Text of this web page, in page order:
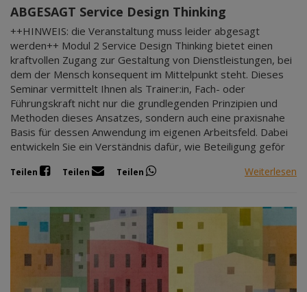
ABGESAGT Service Design Thinking
++HINWEIS: die Veranstaltung muss leider abgesagt
werden++ Modul 2 Service Design Thinking bietet einen
kraftvollen Zugang zur Gestaltung von Dienstleistungen, bei
dem der Mensch konsequent im Mittelpunkt steht. Dieses
Seminar vermittelt Ihnen als Trainer:in, Fach- oder
Führungskraft nicht nur die grundlegenden Prinzipien und
Methoden dieses Ansatzes, sondern auch eine praxisnahe
Basis für dessen Anwendung im eigenen Arbeitsfeld. Dabei
entwickeln Sie ein Verständnis dafür, wie Beteiligung geför
Teilen Teilen Teilen Weiterlesen